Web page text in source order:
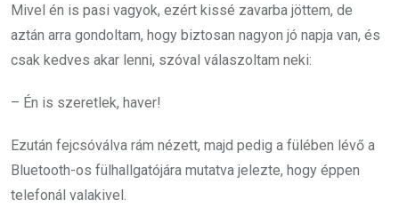
Mivel én is pasi vagyok, ezért kissé zavarba jöttem, de
aztán arra gondoltam, hogy biztosan nagyon jó napja van, és
csak kedves akar lenni, szóval válaszoltam neki:
– Én is szeretlek, haver!
Ezután fejcsóválva rám nézett, majd pedig a fülében lévő a
Bluetooth-os fülhallgatójára mutatva jelezte, hogy éppen
telefonál valakivel.